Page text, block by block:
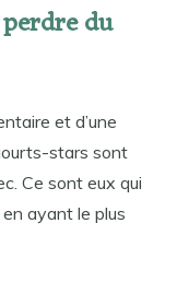
du
et d’une
stars sont
Ce sont eux qui
ayant le plus